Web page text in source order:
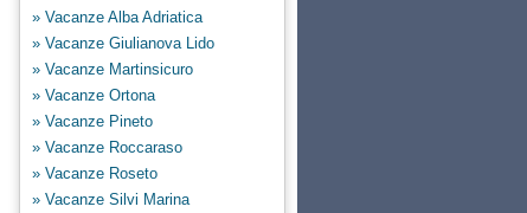
» Vacanze Alba Adriatica
» Vacanze Giulianova Lido
» Vacanze Martinsicuro
» Vacanze Ortona
» Vacanze Pineto
» Vacanze Roccaraso
» Vacanze Roseto
» Vacanze Silvi Marina